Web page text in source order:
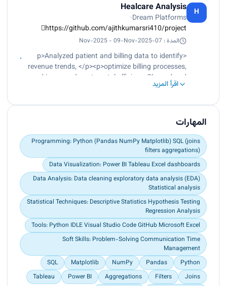
H
Healcare Analysis
Dream Platforms
·
https://github.com/ajithkumarsri410/project￾
المدة : 07-Nov-2025 - 09-Nov-2025
<p>Analyzed patient and billing data to identify
revenue trends, </p><p>optimize billing processes,
and improve departmental efficiencyCleaned and
structured 3000+ hospital records, improving
inconsistencies by 25%. using Python (Pandas),
resolving </p><p>missing values and duplicates.
</p><p>➢ Identified cost‑saving opportunities
resulting in an estimated 10% reduction </p><p>in
operational expenses through analysis of billing
delays and patient flow.</p><p>➢ Optimized
billing process insights, contributing to a potential
5–8% increase in </p><p>revenue through
improved claim processing time.</p><p>➢ Built
Excel pivot dashboards revealing a 15%
improvement </p><p>opportunity in departmental
efficiency.</p><p>➢ Developed Power BI
interactive dashboards using DAX and data</p>
<p>modeling to visualize patient demographics
and revenue patterns.</p>
اقرأ المزيد
المهارات
Programming: Python (Pandas NumPy Matplotlib) SQL (joins
filters aggregations)
Data Visualization: Power BI Tableau Excel dashboards
Data Analysis: Data cleaning exploratory data analysis (EDA)
Statistical analysis
Statistical Techniques: Descriptive Statistics Hypothesis Testing
Regression Analysis
Tools: Python IDLE Visual Studio Code GitHub Microsoft Excel
Soft Skills: Problem-Solving Communication Time
Management
Python
Pandas
NumPy
Matplotlib
SQL
Joins
Filters
Aggregations
Power BI
Tableau